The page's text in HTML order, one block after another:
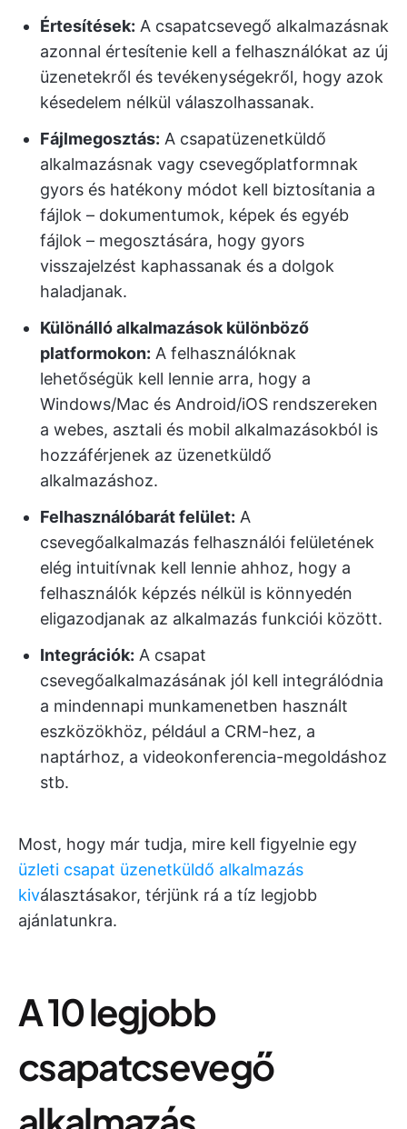
Értesítések: A csapatcsevegő alkalmazásnak
azonnal értesítenie kell a felhasználókat az új
üzenetekről és tevékenységekről, hogy azok
késedelem nélkül válaszolhassanak.
Fájlmegosztás: A csapatüzenetküldő
alkalmazásnak vagy csevegőplatformnak
gyors és hatékony módot kell biztosítania a
fájlok – dokumentumok, képek és egyéb
fájlok – megosztására, hogy gyors
visszajelzést kaphassanak és a dolgok
haladjanak.
Különálló alkalmazások különböző
platformokon: A felhasználóknak
lehetőségük kell lennie arra, hogy a
Windows/Mac és Android/iOS rendszereken
a webes, asztali és mobil alkalmazásokból is
hozzáférjenek az üzenetküldő
alkalmazáshoz.
Felhasználóbarát felület: A
csevegőalkalmazás felhasználói felületének
elég intuitívnak kell lennie ahhoz, hogy a
felhasználók képzés nélkül is könnyedén
eligazodjanak az alkalmazás funkciói között.
Integrációk: A csapat
csevegőalkalmazásának jól kell integrálódnia
a mindennapi munkamenetben használt
eszközökhöz, például a CRM-hez, a
naptárhoz, a videokonferencia-megoldáshoz
stb.
Most, hogy már tudja, mire kell figyelnie egy
üzleti csapat üzenetküldő alkalmazás
kiválasztásakor, térjünk rá a tíz legjobb
ajánlatunkra.
A 10 legjobb
csapatcsevegő